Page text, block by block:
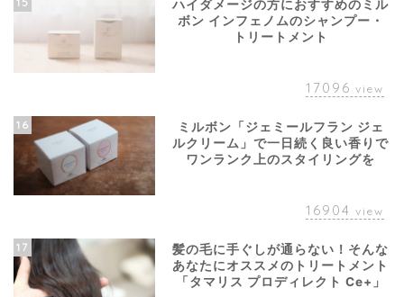
ハイダメージの方におすすめのミル
ボン インフェノムのシャンプー・
トリートメント
17096 view
16
ミルボン「ジェミールフラン ジェ
ルクリーム」で一日続く良い香りで
ワンランク上のスタイリングを
16904 view
17
髪の毛に手ぐしが通らない！そんな
あなたにオススメのトリートメント
「タマリス プロディレクト Ce+」